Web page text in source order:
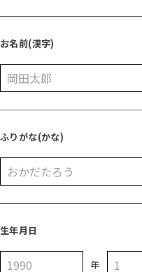
お名前(漢字)
ふりがな(かな)
生年月日
年